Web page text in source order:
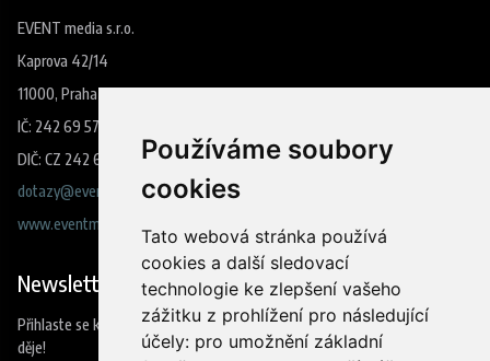
Používáme soubory
cookies
Tato webová stránka používá
cookies a další sledovací
technologie ke zlepšení vašeho
zážitku z prohlížení pro následující
účely: pro umožnění základní
EVENT media s.r.o.
Kaprova 42/14
11000, Praha 1
IČ: 242 69 573
DIČ: CZ 242 69 573
dotazy@eventmedia.cz
www.eventmedia.cz
Newsletter
Přihlaste se k odběru našeho newsleteru a budete jako první vědět co se
děje!